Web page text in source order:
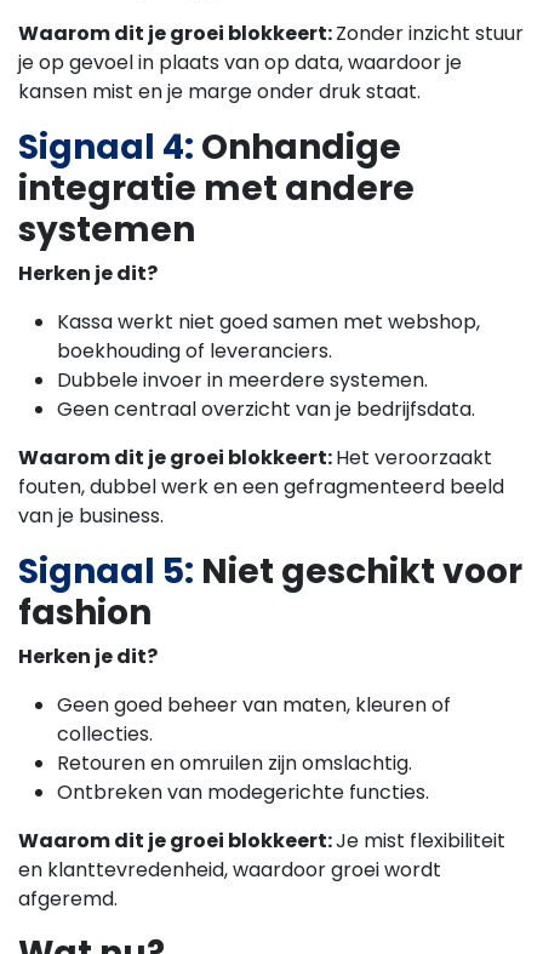
Waarom dit je groei blokkeert:Zonder inzicht stuur
je op gevoel in plaats van op data, waardoor je
kansen mist en je marge onder druk staat.
Signaal 4: Onhandige
integratie met andere
systemen
Herken je dit?
Kassa werkt niet goed samen met webshop,
boekhouding of leveranciers.
Dubbele invoer in meerdere systemen.
Geen centraal overzicht van je bedrijfsdata.
Waarom dit je groei blokkeert:Het veroorzaakt
fouten, dubbel werk en een gefragmenteerd beeld
van je business.
Signaal 5: Niet geschikt voor
fashion
Herken je dit?
Geen goed beheer van maten, kleuren of
collecties.
Retouren en omruilen zijn omslachtig.
Ontbreken van modegerichte functies.
Waarom dit je groei blokkeert:Je mist flexibiliteit
en klanttevredenheid, waardoor groei wordt
afgeremd.